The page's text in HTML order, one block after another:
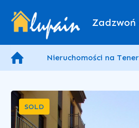
Nieruchomości na
SOLD